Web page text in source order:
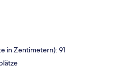
in Zentimetern): 91